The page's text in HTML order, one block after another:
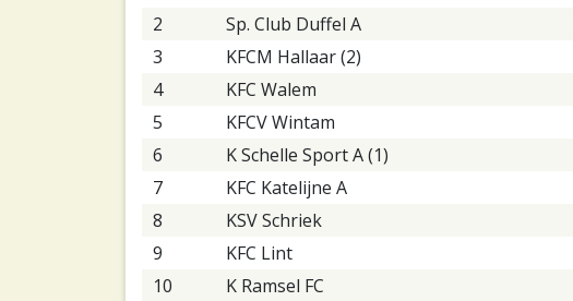
2
Sp. Club Duffel A
3
KFCM Hallaar (2)
4
KFC Walem
5
KFCV Wintam
6
K Schelle Sport A (1)
7
KFC Katelijne A
8
KSV Schriek
9
KFC Lint
10
K Ramsel FC